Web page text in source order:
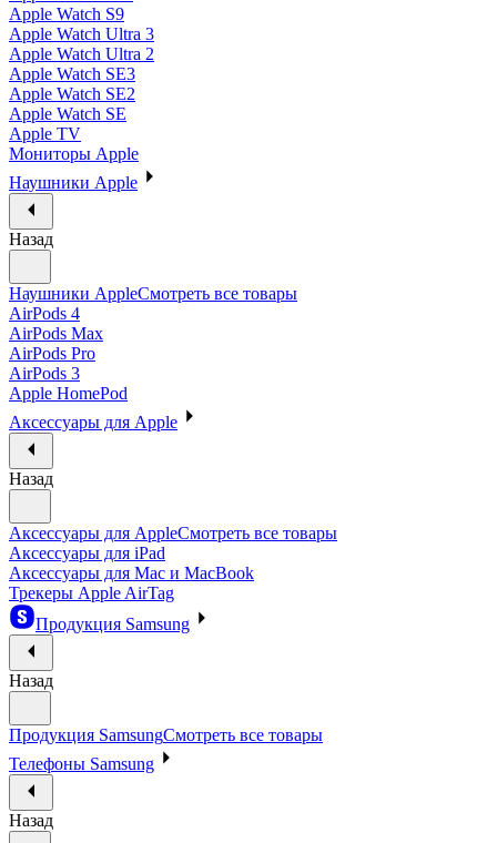
Apple Watch S9
Apple Watch Ultra 3
Apple Watch Ultra 2
Apple Watch SE3
Apple Watch SE2
Apple Watch SE
Apple TV
Мониторы Apple
Наушники Apple
Назад
Наушники AppleСмотреть все товары
AirPods 4
AirPods Max
AirPods Pro
AirPods 3
Apple HomePod
Аксессуары для Apple
Назад
Аксессуары для AppleСмотреть все товары
Аксессуары для iPad
Аксессуары для Mac и MacBook
Трекеры Apple AirTag
Продукция Samsung
Назад
Продукция SamsungСмотреть все товары
Телефоны Samsung
Назад